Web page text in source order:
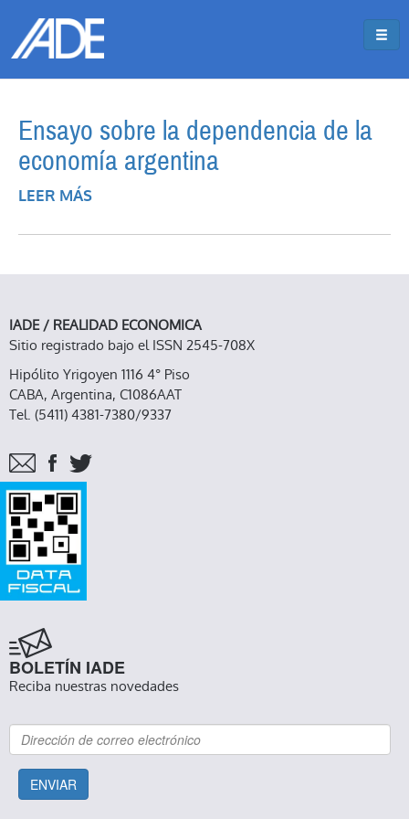
Ensayo sobre la dependencia de la
economía argentina
LEER MÁS
IADE / REALIDAD ECONOMICA
Sitio registrado bajo el ISSN 2545-708X
Hipólito Yrigoyen 1116 4° Piso
CABA, Argentina, C1086AAT
Tel. (5411) 4381-7380/9337
BOLETÍN IADE
Reciba nuestras novedades
ENVIAR